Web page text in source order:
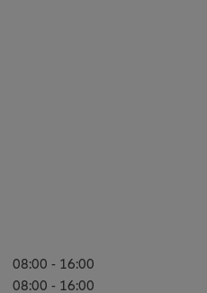
08:00 - 16:00
08:00 - 16:00